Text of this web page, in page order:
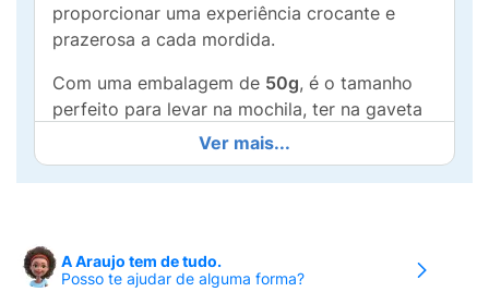
proporcionar uma experiência crocante e
prazerosa a cada mordida.
Com uma embalagem de 50g, é o tamanho
perfeito para levar na mochila, ter na gaveta
do escritório ou saborear entre as refeições.
Além de deliciosas, as castanhas de caju são
conhecidas por serem excelentes fontes de
Por que escolher a Crock's Club?
Ver mais...
A Araujo tem de tudo.
Posso te ajudar de alguma forma?